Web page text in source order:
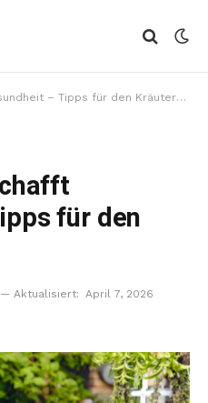
– Tipps für den Kräutergarten
für den
Aktualisiert: April 7, 2026